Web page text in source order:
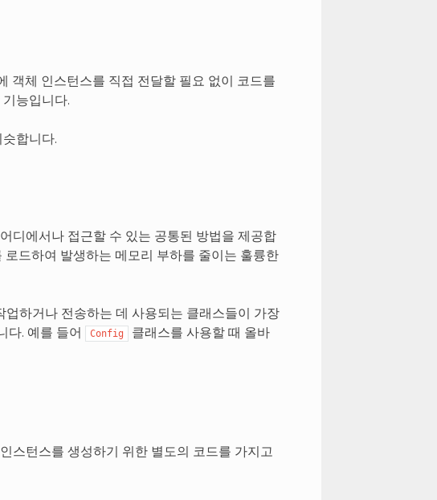
객체 인스턴스를 직접 전달할 필요 없이 코드를
능입니다.
슷합니다.
디에서나 접근할 수 있는 공통된 방법을 제공합
드하여 발생하는 메모리 부하를 줄이는 훌륭한
하거나 전송하는 데 사용되는 클래스들이 가장
다. 예를 들어
Config
클래스를 사용할 때 올바
스턴스를 생성하기 위한 별도의 코드를 가지고